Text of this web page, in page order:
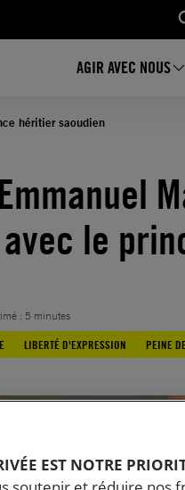
AGIR AVEC NOUS
héritier saoudien
le
: 5 minutes
LIBERTÉ D'EXPRESSION PEINE
EST NOTRE